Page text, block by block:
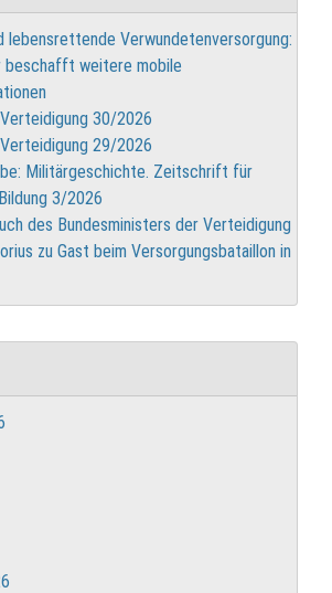
lebensrettende Verwundetenversorgung:
beschafft weitere mobile
30/2026
29/2026
Militärgeschichte. Zeitschrift für
3/2026
des Bundesministers der Verteidigung
zu Gast beim Versorgungsbataillon in